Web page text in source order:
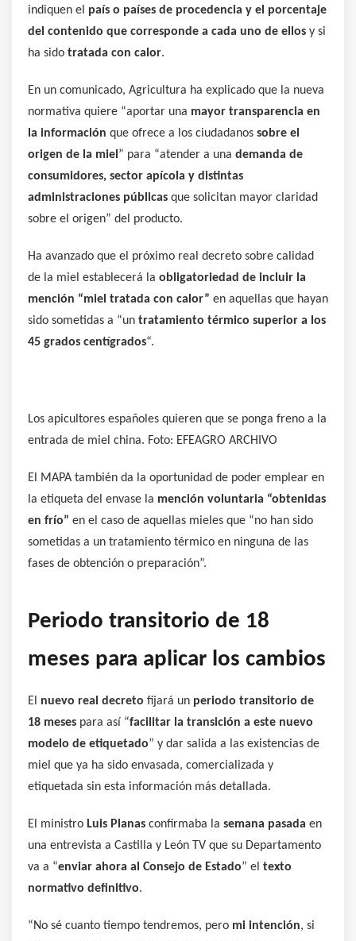
indiquen el país o países de procedencia y el porcentaje
del contenido que corresponde a cada uno de ellos y si
ha sido tratada con calor.
En un comunicado, Agricultura ha explicado que la nueva
normativa quiere “aportar una mayor transparencia en
la información que ofrece a los ciudadanos sobre el
origen de la miel ” para “atender a una demanda de
consumidores, sector apícola y distintas
administraciones públicas que solicitan mayor claridad
sobre el origen” del producto.
Ha avanzado que el próximo real decreto sobre calidad
de la miel establecerá la obligatoriedad de incluir la
mención “miel tratada con calor” en aquellas que hayan
sido sometidas a “un tratamiento térmico superior a los
45 grados centígrados“.
Los apicultores españoles quieren que se ponga freno a la
entrada de miel china. Foto: EFEAGRO ARCHIVO
El MAPA también da la oportunidad de poder emplear en
la etiqueta del envase la mención voluntaria “obtenidas
en frío” en el caso de aquellas mieles que “no han sido
sometidas a un tratamiento térmico en ninguna de las
fases de obtención o preparación”.
Periodo transitorio de 18
meses para aplicar los cambios
El nuevo real decreto fijará un periodo transitorio de
18 meses para así “facilitar la transición a este nuevo
modelo de etiquetado” y dar salida a las existencias de
miel que ya ha sido envasada, comercializada y
etiquetada sin esta información más detallada.
El ministro Luis Planas confirmaba la semana pasada en
una entrevista a Castilla y León TV que su Departamento
va a “enviar ahora al Consejo de Estado” el texto
normativo definitivo.
“No sé cuanto tiempo tendremos, pero mi intención, si